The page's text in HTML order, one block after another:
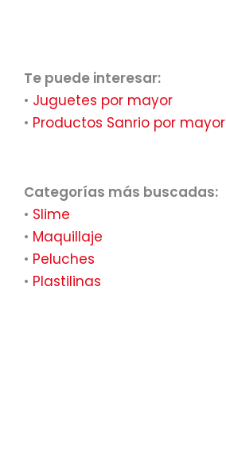
Te puede interesar:
• Juguetes por mayor
• Productos Sanrio por mayor
Categorías más buscadas:
• Slime
• Maquillaje
• Peluches
• Plastilinas